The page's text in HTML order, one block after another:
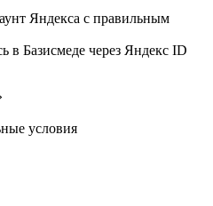
Яндекса с правильным
в Базисмеде через Яндекс ID
условия